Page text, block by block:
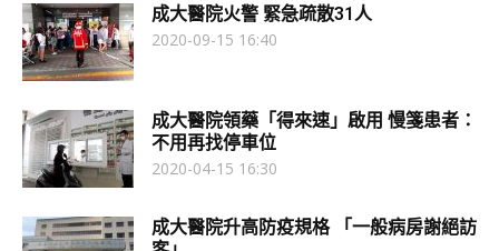
成大醫院火警 緊急疏散31人
2020-09-15 16:40
成大醫院領藥「得來速」啟用 慢箋患者：
不用再找停車位
2020-04-15 16:30
成大醫院升高防疫規格 「一般病房謝絕訪